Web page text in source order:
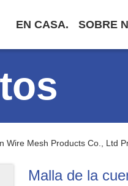
EN CASA. SOBRE
Wire Mesh Products Co., Ltd
Malla de la